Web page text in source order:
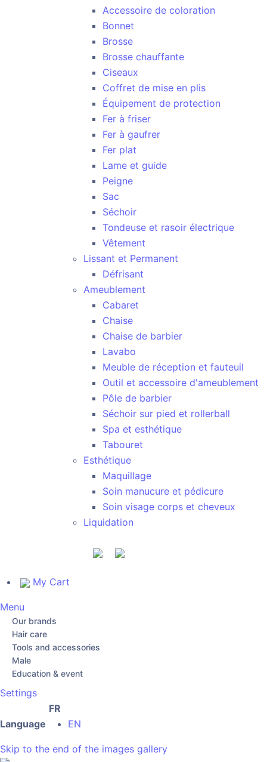
My Cart
Accessoire de coloration
Bonnet
Brosse
Brosse chauffante
Ciseaux
Coffret de mise en plis
Équipement de protection
Fer à friser
Fer à gaufrer
Fer plat
Lame et guide
Peigne
Sac
Séchoir
Tondeuse et rasoir électrique
Vêtement
Lissant et Permanent
Défrisant
Ameublement
Cabaret
Chaise
Chaise de barbier
Lavabo
Meuble de réception et fauteuil
Outil et accessoire d'ameublement
Pôle de barbier
Séchoir sur pied et rollerball
Spa et esthétique
Tabouret
Esthétique
Maquillage
Soin manucure et pédicure
Soin visage corps et cheveux
Liquidation
Menu
Our brands
Hair care
Tools and accessories
Male
Education & event
Settings
Language
FR
EN
Skip to the end of the images gallery